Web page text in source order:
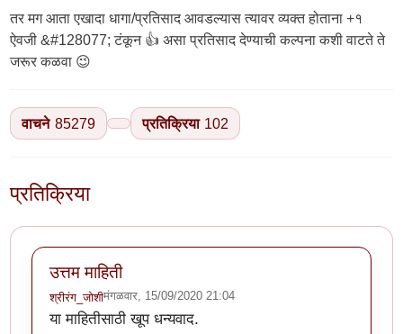
तर मग आता एखादा धागा/प्रतिसाद आवडल्यास त्यावर व्यक्त होताना +१
ऐवजी &#128077; टंकून 👍 असा प्रतिसाद देण्याची कल्पना कशी वाटते ते
जरूर कळवा 😉
वाचने 85279 प्रतिक्रिया 102
प्रतिक्रिया
उत्तम माहिती
श्रीरंग_जोशीमंगळवार, 15/09/2020 21:04
या माहितीसाठी खूप धन्यवाद.